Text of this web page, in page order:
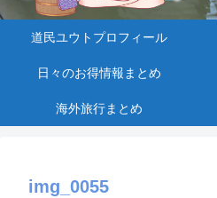
道民ユウトプロフィール
日々のお得情報まとめ
海外旅行まとめ
img_0055